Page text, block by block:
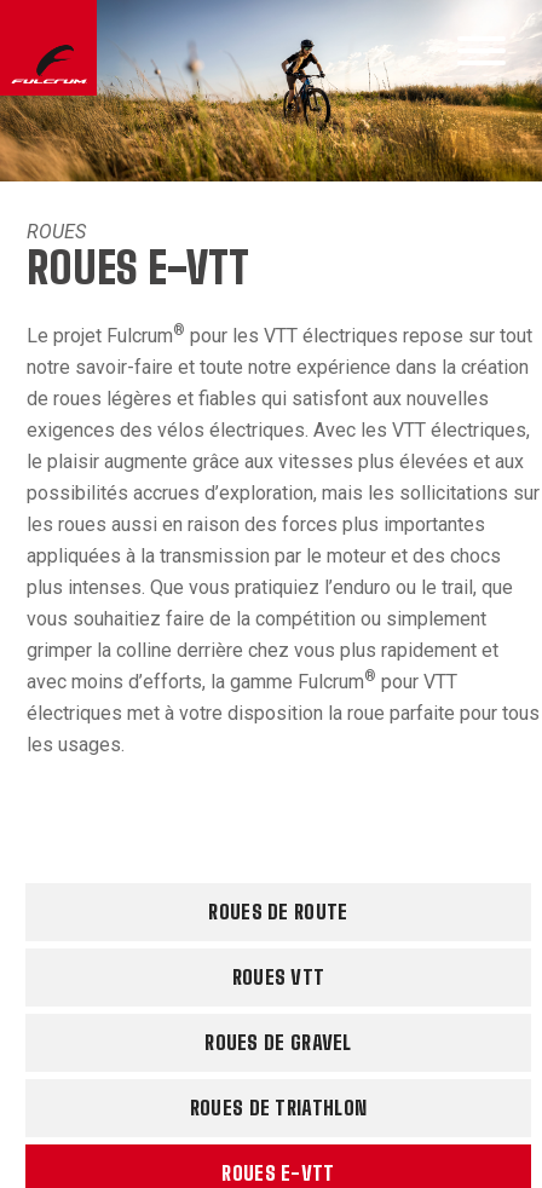
ROUES
ROUES E-VTT
Le projet Fulcrum® pour les VTT électriques repose sur tout
notre savoir-faire et toute notre expérience dans la création
de roues légères et fiables qui satisfont aux nouvelles
exigences des vélos électriques. Avec les VTT électriques,
le plaisir augmente grâce aux vitesses plus élevées et aux
possibilités accrues d’exploration, mais les sollicitations sur
les roues aussi en raison des forces plus importantes
appliquées à la transmission par le moteur et des chocs
plus intenses. Que vous pratiquiez l’enduro ou le trail, que
vous souhaitiez faire de la compétition ou simplement
grimper la colline derrière chez vous plus rapidement et
avec moins d’efforts, la gamme Fulcrum® pour VTT
électriques met à votre disposition la roue parfaite pour tous
les usages.
ROUES DE ROUTE
ROUES VTT
ROUES DE GRAVEL
ROUES DE TRIATHLON
ROUES E-VTT